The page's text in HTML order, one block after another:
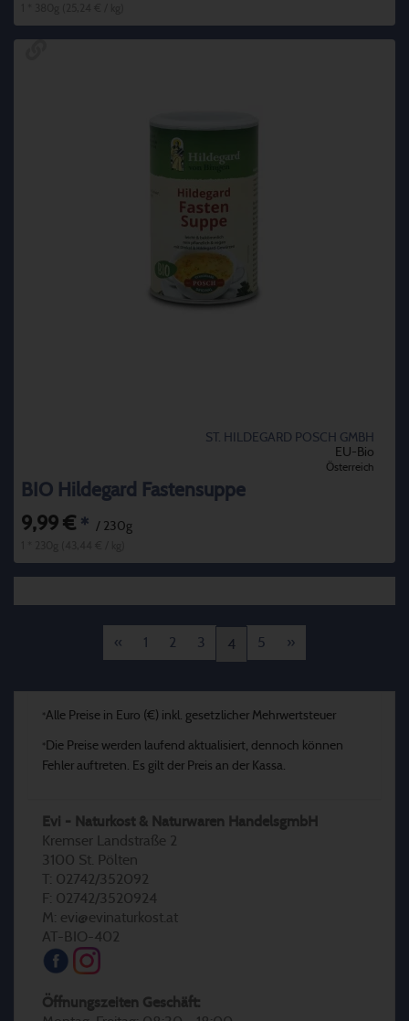
ST. HILDEGARD POSCH GMBH
EU-Bio
Österreich
BIO Hildegard Fastensuppe
9,99 € * / 230g
« 1 2 3 4 5 »
*Alle Preise in Euro (€) inkl. gesetzlicher Mehrwertsteuer
* Die Preise werden laufend aktualisiert, dennoch können
Fehler auftreten. Es gilt der Preis an der Kassa.
Evi - Naturkost & Naturwaren HandelsgmbH
Kremser Landstraße 2
3100 St. Pölten
T: 02742/352092
F: 02742/3520924
M: evi@evinaturkost.at
AT-BIO-402
Öffnungszeiten Geschäft: